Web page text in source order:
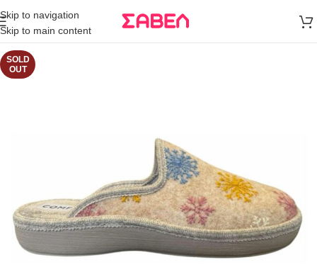
Skip to navigation
Skip to main content
άνω των 80€
Παραγγελία
SOLD
OUT